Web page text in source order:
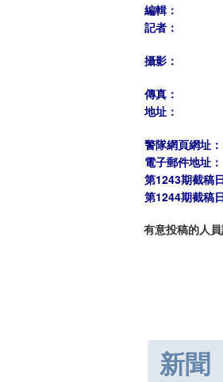
編輯：
記者：
攝影：
傳真：
地址：
警隊網頁網址：
電子郵件地址：
第1243期截稿
第1244期截稿
有意投稿的人
新聞